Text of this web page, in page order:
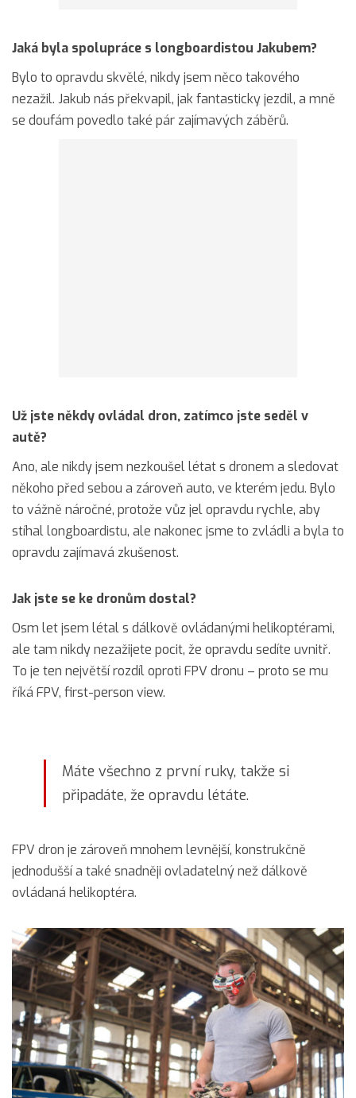
Jaká byla spolupráce s longboardistou Jakubem?
Bylo to opravdu skvělé, nikdy jsem něco takového
nezažil. Jakub nás překvapil, jak fantasticky jezdil, a mně
se doufám povedlo také pár zajímavých záběrů.
Už jste někdy ovládal dron, zatímco jste seděl v
autě?
Ano, ale nikdy jsem nezkoušel létat s dronem a sledovat
někoho před sebou a zároveň auto, ve kterém jedu. Bylo
to vážně náročné, protože vůz jel opravdu rychle, aby
stíhal longboardistu, ale nakonec jsme to zvládli a byla to
opravdu zajímavá zkušenost.
Jak jste se ke dronům dostal?
Osm let jsem létal s dálkově ovládanými helikoptérami,
ale tam nikdy nezažijete pocit, že opravdu sedíte uvnitř.
To je ten největší rozdíl oproti FPV dronu – proto se mu
říká FPV, first-person view.
Máte všechno z první ruky, takže si
připadáte, že opravdu létáte.
FPV dron je zároveň mnohem levnější, konstrukčně
jednodušší a také snadněji ovladatelný než dálkově
ovládaná helikoptéra.